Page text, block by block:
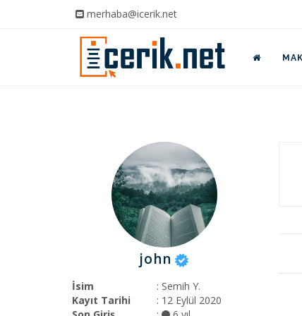
merhaba@icerik.net
john
İsim
: Semih Y.
Kayıt Tarihi
: 12 Eylül 2020